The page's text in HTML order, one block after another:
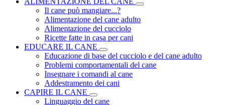
Il cane può mangiare...?
Alimentazione del cane adulto
Alimentazione del cucciolo
Ricette fatte in casa per cani
EDUCARE IL CANE
Educazione di base del cucciolo e del cane adulto
Problemi comportamentali del cane
Insegnare i comandi al cane
Addestramento dei cani
CAPIRE IL CANE
Linguaggio del cane